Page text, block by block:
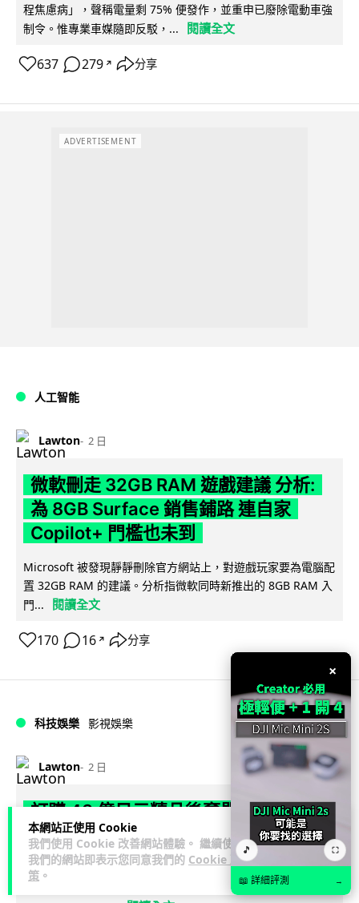
本網站正使用 Cookie
我們使用 Cookie 改善網站體驗。 繼續使用
我們的網站即表示您同意我們的 Cookie 政
策 。
程焦慮病」，聲稱電量剩 75% 便發作，並重申已廢除電動車強
制令。惟專業車媒隨即反駁，...
閱讀全文
637 279 ↗ 分享
ADVERTISEMENT
人工智能
Lawton 2 日
微軟刪走 32GB RAM 遊戲建議 分析:
為 8GB Surface 銷售鋪路 連自家
Copilot+ 門檻也未到
Microsoft 被發現靜靜刪除官方網站上，對遊戲玩家要為電腦配
置 32GB RAM 的建議。分析指微軟同時新推出的 8GB RAM 入
門...
閱讀全文
170 16 ↗ 分享
科技娛樂 影視娛樂
Lawton 2 日
訂購 43 億日元精品後棄單 大阪女 2 年
後終被捕 涉海賊王,火影周邊產品
日本警視廳神田署 8 月 6 日公布，拘捕一名 32 歲大阪女子，
指她涉嫌在出版巨頭集英社旗下官方網店「JUMP
×
🎵 ⛶
📖 詳細評測 →